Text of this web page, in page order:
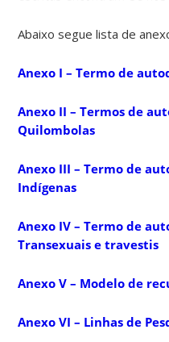
Abaixo segue lista de
Anexo I – Termo de
Anexo II – Termos de
Quilombolas
Anexo III – Termo de
Indígenas
Anexo IV – Termo de
Transexuais e travestis
Anexo V – Modelo de
Anexo VI – Linhas de